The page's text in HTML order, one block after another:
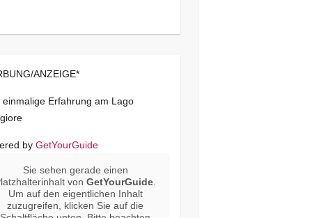
ANZEIGE*
einmalige Erfahrung am Lago
by GetYourGuide
Sie sehen gerade einen
vonGetYourGuide
Um auf den eigentlichen Inhalt
zuzugreifen, klicken Sie auf die